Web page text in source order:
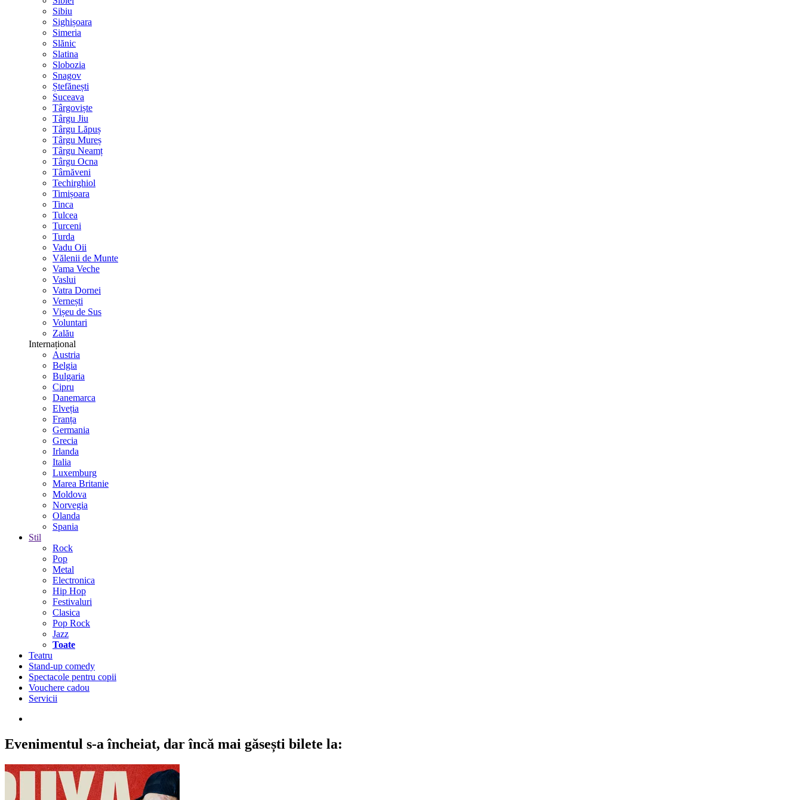
Sibiu
Sighișoara
Simeria
Slănic
Slatina
Slobozia
Snagov
Ștefănești
Suceava
Târgoviște
Târgu Jiu
Târgu Lăpuș
Târgu Mureș
Târgu Neamț
Târgu Ocna
Târnăveni
Techirghiol
Timișoara
Tinca
Tulcea
Turceni
Turda
Vadu Oii
Vălenii de Munte
Vama Veche
Vaslui
Vatra Dornei
Vernești
Vișeu de Sus
Voluntari
Zalău
Internațional
Austria
Belgia
Bulgaria
Cipru
Danemarca
Elveția
Franța
Germania
Grecia
Irlanda
Italia
Luxemburg
Marea Britanie
Moldova
Norvegia
Olanda
Spania
Stil
Rock
Pop
Metal
Electronica
Hip Hop
Festivaluri
Clasica
Pop Rock
Jazz
Toate
Teatru
Stand-up comedy
Spectacole pentru copii
Vouchere cadou
Servicii
Evenimentul s-a încheiat, dar încă mai găsești bilete la: